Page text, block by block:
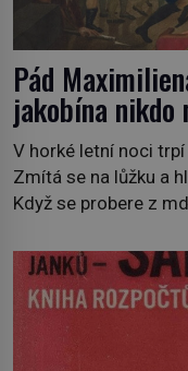
Pád
jakobína
V horké letní noci
Zmítá se na lůžku a
Když se probere z
Prorokovala mu
„Robespierre to
jiný významný